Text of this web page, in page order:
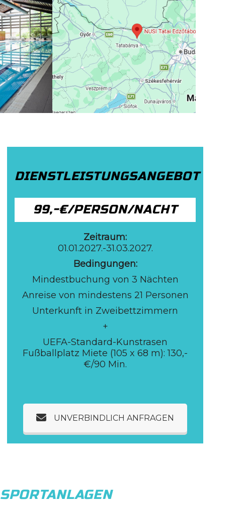
DIENSTLEISTUNGSANGEBOT
99,-€/PERSON/NACHT
Zeitraum:
01.01.2027.-31.03.2027.
Bedingungen:
Mindestbuchung von 3 Nächten
Anreise von mindestens 21 Personen
Unterkunft in Zweibettzimmern
+
UEFA-Standard-Kunstrasen
Fußballplatz Miete (105 x 68 m): 130,-
€/90 Min.
UNVERBINDLICH ANFRAGEN
SPORTANLAGEN